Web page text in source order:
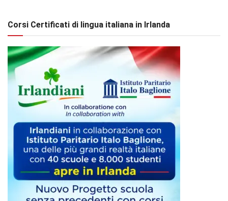
Corsi Certificati di lingua italiana in Irlanda